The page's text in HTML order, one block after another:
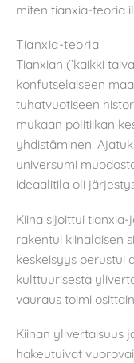
miten tianxia-teoria
Tianxia-teoria
Tianxian (’kaikki
konfutselaiseen
tuhatvuotiseen
mukaan politiikan
yhdistäminen.
universumi
ideaalitila oli
Kiina sijoittui
rakentui kiinalaisen
keskeisyys perustui
kulttuurisesta
vauraus toimi
Kiinan ylivertaisuus
hakeutuivat